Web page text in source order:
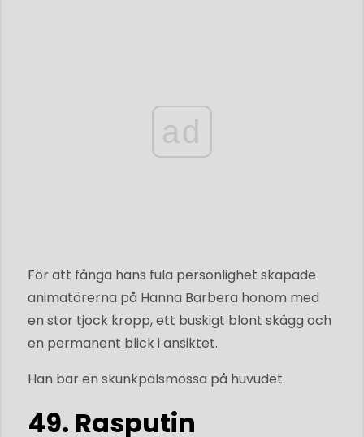
ad
För att fånga hans fula personlighet skapade
animatörerna på Hanna Barbera honom med
en stor tjock kropp, ett buskigt blont skägg och
en permanent blick i ansiktet.
Han bar en skunkpälsmössa på huvudet.
49. Rasputin